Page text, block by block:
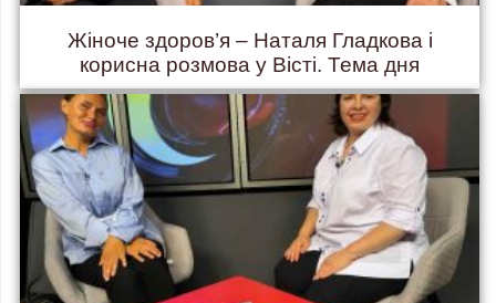
Жіноче здоров’я – Наталя Гладкова і
корисна розмова у Вісті. Тема дня